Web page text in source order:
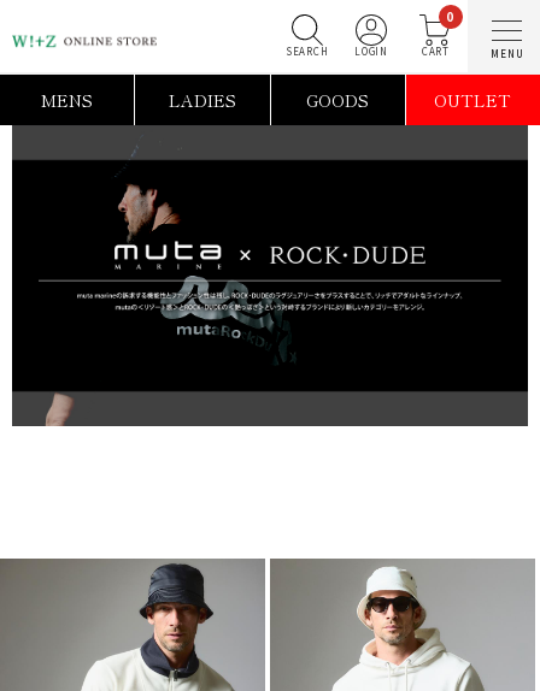
0
MENS LADIES GOODS OUTLET